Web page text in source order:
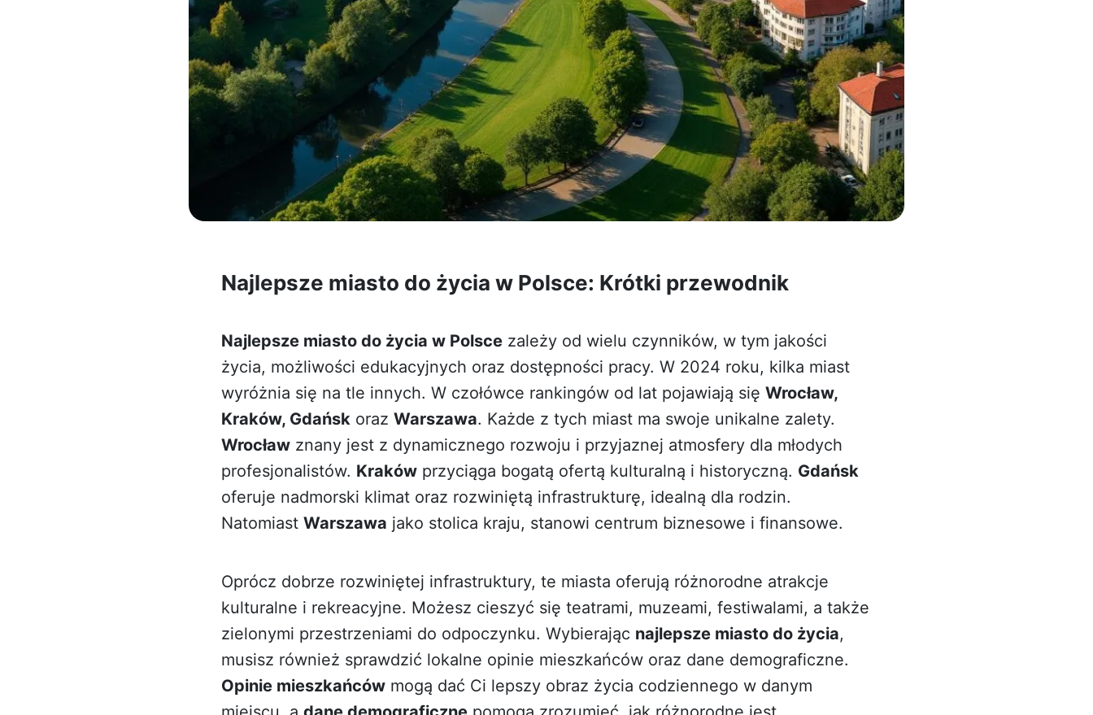
Najlepsze miasto do życia w Polsce: Krótki przewodnik
Najlepsze miasto do życia w Polsce zależy od wielu czynników, w tym jakości
życia, możliwości edukacyjnych oraz dostępności pracy. W 2024 roku, kilka miast
wyróżnia się na tle innych. W czołówce rankingów od lat pojawiają się Wrocław,
Kraków, Gdańsk oraz Warszawa. Każde z tych miast ma swoje unikalne zalety.
Wrocław znany jest z dynamicznego rozwoju i przyjaznej atmosfery dla młodych
profesjonalistów. Kraków przyciąga bogatą ofertą kulturalną i historyczną. Gdańsk
oferuje nadmorski klimat oraz rozwiniętą infrastrukturę, idealną dla rodzin.
Natomiast Warszawa jako stolica kraju, stanowi centrum biznesowe i finansowe.
Oprócz dobrze rozwiniętej infrastruktury, te miasta oferują różnorodne atrakcje
kulturalne i rekreacyjne. Możesz cieszyć się teatrami, muzeami, festiwalami, a także
zielonymi przestrzeniami do odpoczynku. Wybierając najlepsze miasto do życia,
musisz również sprawdzić lokalne opinie mieszkańców oraz dane demograficzne.
Opinie mieszkańców mogą dać Ci lepszy obraz życia codziennego w danym